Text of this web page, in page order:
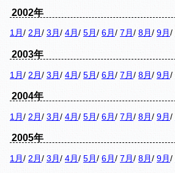
2002年
1月 / 2月 / 3月 / 4月 / 5月 / 6月 / 7月 / 8月 / 9月 /
2003年
1月 / 2月 / 3月 / 4月 / 5月 / 6月 / 7月 / 8月 / 9月 /
2004年
1月 / 2月 / 3月 / 4月 / 5月 / 6月 / 7月 / 8月 / 9月 /
2005年
1月 / 2月 / 3月 / 4月 / 5月 / 6月 / 7月 / 8月 / 9月 /